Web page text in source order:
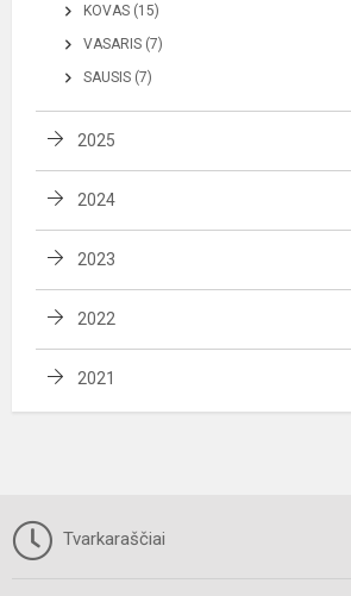
KOVAS (15)
VASARIS (7)
SAUSIS (7)
2025
2024
2023
2022
2021
Tvarkaraščiai